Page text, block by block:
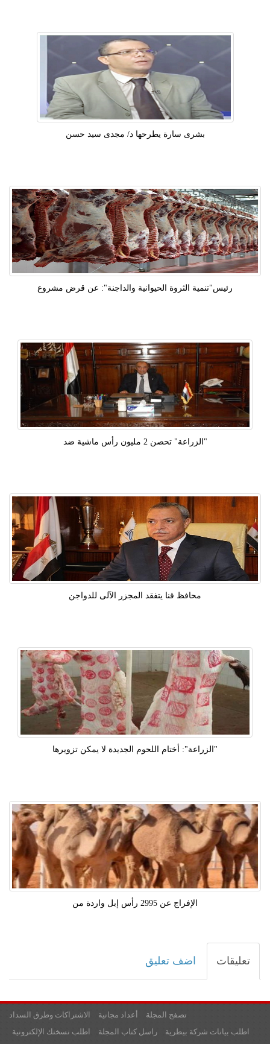
بشرى سارة يطرحها د/ مجدى سيد حسن
رئيس"تنمية الثروة الحيوانية والداجنة": عن قرض مشروع
"الزراعة" تحصن 2 مليون رأس ماشية ضد
محافظ قنا يتفقد المجزر الآلى للدواجن
"الزراعة": أختام اللحوم الجديدة لا يمكن تزويرها
الإفراج عن 2995 رأس إبل واردة من
تعليقات اضف تعليق
الاشتراكات وطرق السداد أعداد مجانية
تصفح المجلة
اطلب نسختك الإلكترونية
راسل كتاب المجلة
اطلب بيانات شركة بيطرية